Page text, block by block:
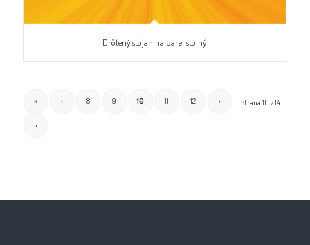
Drôtený stojan na barel stolný
Strana 10 z 14
« ‹ 8 9 10 11 12 ›
»